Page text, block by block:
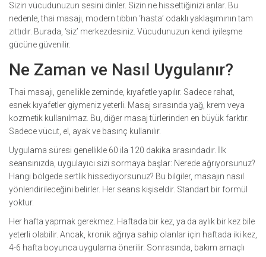
Sizin vücudunuzun sesini dinler. Sizin ne hissettiğinizi anlar. Bu
nedenle, thai masajı, modern tıbbın ‘hasta’ odaklı yaklaşımının tam
zıttıdır. Burada, ‘siz’ merkezdesiniz. Vücudunuzun kendi iyileşme
gücüne güvenilir.
Ne Zaman ve Nasıl Uygulanır?
Thai masajı, genellikle zeminde, kıyafetle yapılır. Sadece rahat,
esnek kıyafetler giymeniz yeterli. Masaj sırasında yağ, krem veya
kozmetik kullanılmaz. Bu, diğer masaj türlerinden en büyük farktır.
Sadece vücut, el, ayak ve basınç kullanılır.
Uygulama süresi genellikle 60 ila 120 dakika arasındadır. İlk
seansınızda, uygulayıcı sizi sormaya başlar: Nerede ağrıyorsunuz?
Hangi bölgede sertlik hissediyorsunuz? Bu bilgiler, masajın nasıl
yönlendirileceğini belirler. Her seans kişiseldir. Standart bir formül
yoktur.
Her hafta yapmak gerekmez. Haftada bir kez, ya da aylık bir kez bile
yeterli olabilir. Ancak, kronik ağrıya sahip olanlar için haftada iki kez,
4-6 hafta boyunca uygulama önerilir. Sonrasında, bakım amaçlı